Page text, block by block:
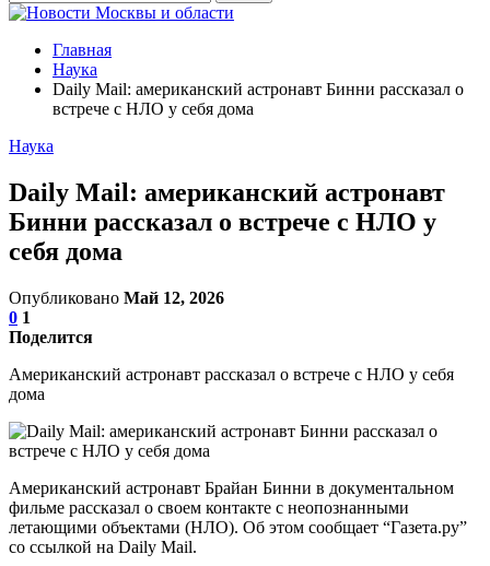
Главная
Наука
Daily Mail: американский астронавт Бинни рассказал о
встрече с НЛО у себя дома
Наука
Daily Mail: американский астронавт
Бинни рассказал о встрече с НЛО у
себя дома
Опубликовано Май 12, 2026
0 1
Поделится
Американский астронавт рассказал о встрече с НЛО у себя
дома
Американский астронавт Брайан Бинни в документальном
фильме рассказал о своем контакте с неопознанными
летающими объектами (НЛО). Об этом сообщает “Газета.ру”
со ссылкой на Daily Mail.